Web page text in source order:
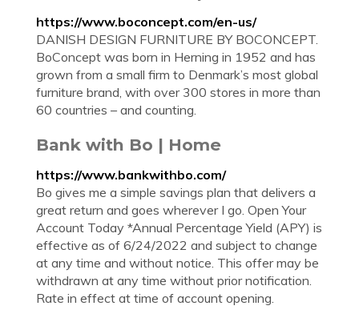
https://www.boconcept.com/en-us/
DANISH DESIGN FURNITURE BY BOCONCEPT.
BoConcept was born in Herning in 1952 and has
grown from a small firm to Denmark’s most global
furniture brand, with over 300 stores in more than
60 countries – and counting.
Bank with Bo | Home
https://www.bankwithbo.com/
Bo gives me a simple savings plan that delivers a
great return and goes wherever I go. Open Your
Account Today *Annual Percentage Yield (APY) is
effective as of 6/24/2022 and subject to change
at any time and without notice. This offer may be
withdrawn at any time without prior notification.
Rate in effect at time of account opening.